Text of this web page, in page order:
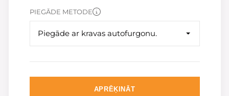
PIEGĀDE METODE
Piegāde ar kravas autofurgonu.
APRĒĶINĀT